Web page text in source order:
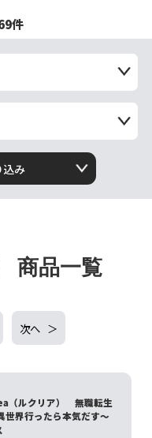
件
込み
商品一覧
次へ
（ルクリア） 無職転生
世界行ったら本気だす～